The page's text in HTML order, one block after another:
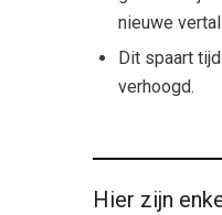
nieuwe
Dit spaart
verhoogd.
Hier zijn